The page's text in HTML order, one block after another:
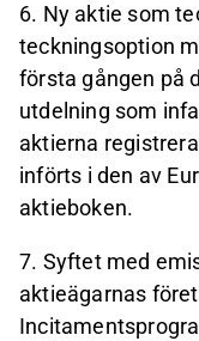
6. Ny aktie som
teckningsoption
första gången på
utdelning som
aktierna
införts i den av
aktieboken.
7. Syftet med
aktieägarnas